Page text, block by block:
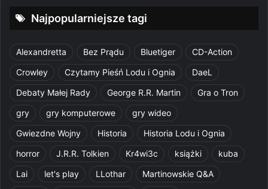
Najpopularniejsze tagi
Alexandretta Bez Prądu Bluetiger
CD-Action
Crowley
Czytamy Pieśń Lodu i Ognia
DaeL
Debaty Małej Rady
George R.R. Martin
Gra o Tron
gry
gry komputerowe
gry wideo
Gwiezdne Wojny
Historia
Historia Lodu i Ognia
horror
J.R.R. Tolkien Kr4wi3c książki
kuba
Lai
let's play LLothar
Martinowskie Q&A